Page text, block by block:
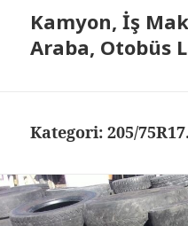
Kamyon, İş
Araba, Otobüs
Kategori:205/